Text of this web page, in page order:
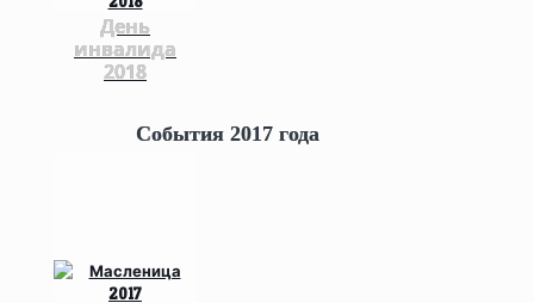
День
инвалида
2018
События 2017 года